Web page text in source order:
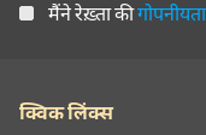
मैंने रेख़्ता की
क्विक लिंक्स